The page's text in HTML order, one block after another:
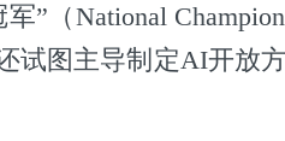
”（National
试图主导制定AI开放